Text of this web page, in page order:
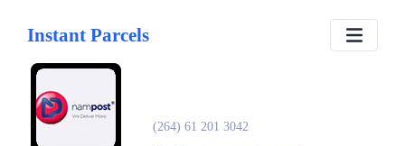
Instant Parcels
(264) 61 201 3042